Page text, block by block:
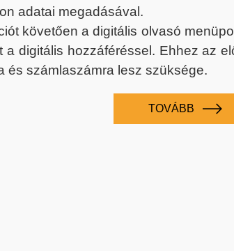
adatai megadásával.
követően a digitális olvasó
a digitális hozzáféréssel. Ehhez az
és számlaszámra lesz szüksége.
TOVÁBB